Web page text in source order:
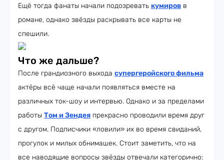
Ещё тогда фанаты начали подозревать кумиров в
романе, однако звёзды раскрывать все карты не
спешили.
Что же дальше?
После грандиозного выхода супергеройского фильма
актёры всё чаще начали появляться вместе на
различных ток-шоу и интервью. Однако и за пределами
работы Том и Зендея прекрасно проводили время друг
с другом. Подписчики «ловили» их во время свиданий,
прогулок и милых обнимашек. Стоит заметить, что на
все наводящие вопросы звёзды отвечали категорично: